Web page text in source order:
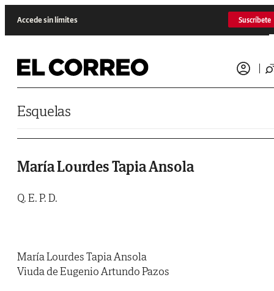
Accede sin límites Suscríbete
Esquelas
María Lourdes Tapia Ansola
Q. E. P. D.
María Lourdes Tapia Ansola
Viuda de Eugenio Artundo Pazos